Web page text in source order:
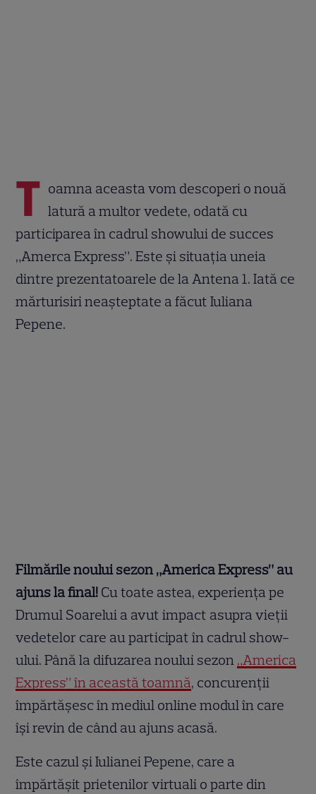
T oamna aceasta vom descoperi o nouă
latură a multor vedete, odată cu
participarea în cadrul showului de succes
„Amerca Express”. Este și situația uneia
dintre prezentatoarele de la Antena 1. Iată ce
mărturisiri neașteptate a făcut Iuliana
Pepene.
Filmările noului sezon „America Express” au
ajuns la final! Cu toate astea, experiența pe
Drumul Soarelui a avut impact asupra vieții
vedetelor care au participat în cadrul show-
ului. Până la difuzarea noului sezon „America
Express” în această toamnă, concurenții
împărtășesc în mediul online modul în care
își revin de când au ajuns acasă.
Este cazul și Iulianei Pepene, care a
împărtășit prietenilor virtuali o parte din